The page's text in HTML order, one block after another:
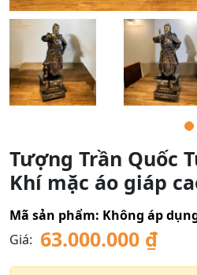
Tượng Trần Quốc
Khí mặc áo giáp
Mã sản phẩm: Không áp
Giá: 63.000.000 ₫